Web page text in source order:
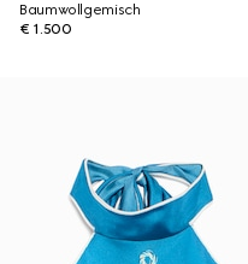
Baumwollgemisch
€ 1.500